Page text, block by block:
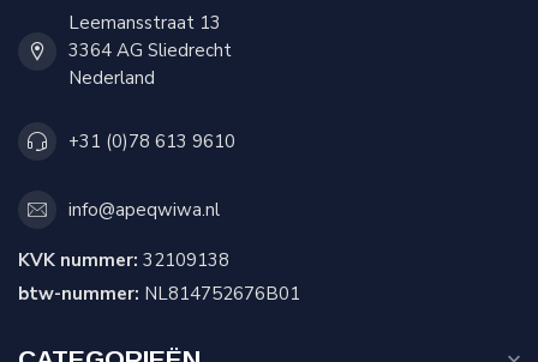
Leemansstraat 13
3364 AG Sliedrecht
Nederland
+31 (0)78 613 9610
info@apeqwiwa.nl
KVK nummer: 32109138
btw-nummer: NL814752676B01